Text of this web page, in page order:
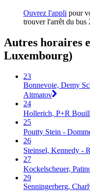
Ouvrez l'appli pour
trouver l'arrêt du bus
Autres horaires
Luxembourg)
23
Bonnevoie, Demy
Aitmatov
24
Hollerich, P+R
25
Poutty Stein -
26
Steinsel, Kennedy -
27
Kockelscheuer,
29
Senningerberg,